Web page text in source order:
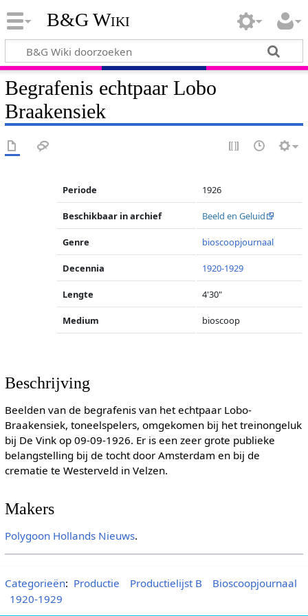
B&G Wiki
Begrafenis echtpaar Lobo
Braakensiek
Periode 1926
Beschikbaar in archief Beeld en Geluid
Genre bioscoopjournaal
Decennia 1920-1929
Lengte 4'30"
Medium bioscoop
Beschrijving
Beelden van de begrafenis van het echtpaar Lobo-
Braakensiek, toneelspelers, omgekomen bij het treinongeluk
bij De Vink op 09-09-1926. Er is een zeer grote publieke
belangstelling bij de tocht door Amsterdam en bij de
crematie te Westerveld in Velzen.
Makers
Polygoon Hollands Nieuws.
Categorieën: Productie Productielijst B
Bioscoopjournaal
1920-1929